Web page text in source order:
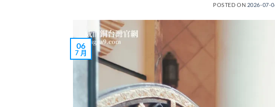
POSTED ON 2026-07-
06
7 月